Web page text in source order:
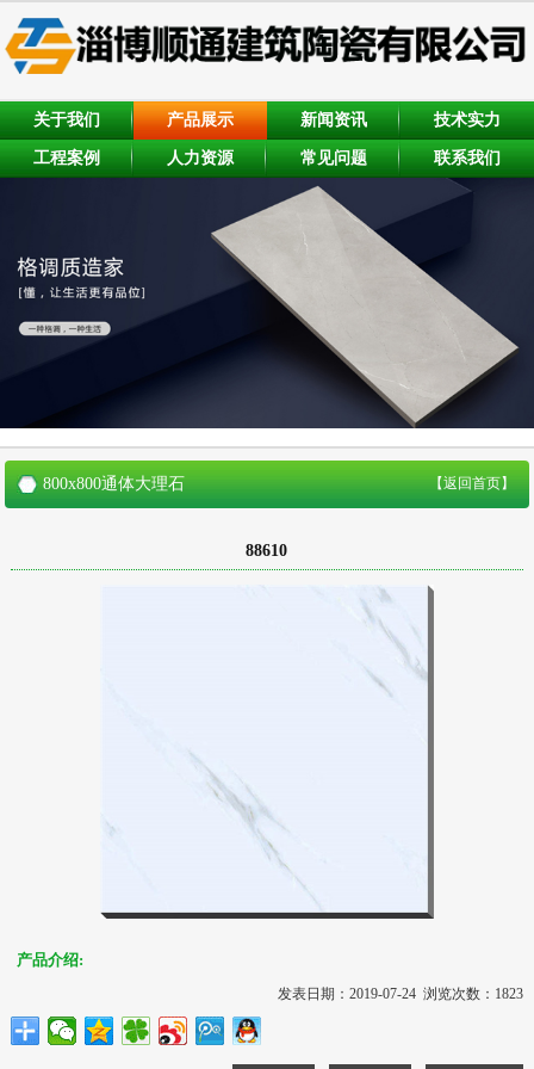
关于我们 产品展示 新闻资讯 技术实力
工程案例 人力资源 常见问题 联系我们
800x800通体大理石 【返回首页】
88610
产品介绍:
发表日期：2019-07-24 浏览次数：1823